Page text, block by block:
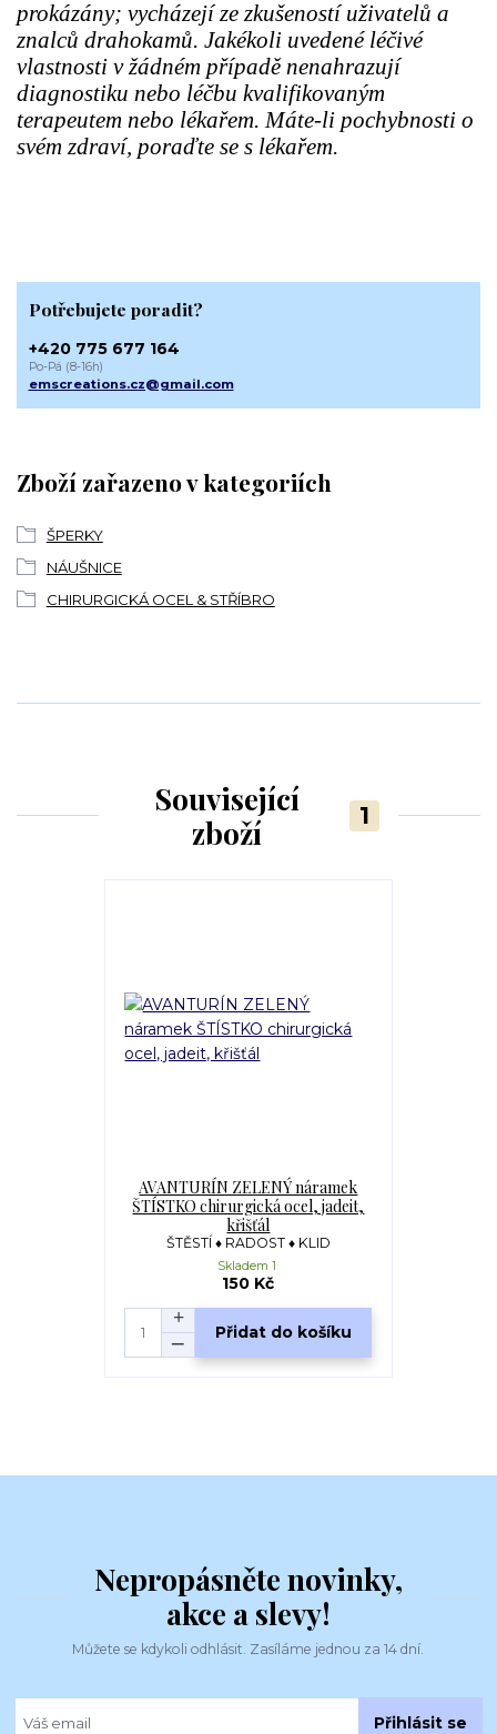
prokázány; vycházejí ze zkušeností uživatelů a
znalců drahokamů. Jakékoli uvedené léčivé
vlastnosti v žádném případě nenahrazují
diagnostiku nebo léčbu kvalifikovaným
terapeutem nebo lékařem. Máte-li pochybnosti o
svém zdraví, poraďte se s lékařem.
Zboží zařazeno v kategoriích
ŠPERKY
NÁUŠNICE
CHIRURGICKÁ OCEL & STŘÍBRO
Potřebujete poradit?
+420 775 677 164
Po-Pá (8-16h)
emscreations.cz@gmail.com
Související
zboží
1
AVANTURÍN ZELENÝ náramek
ŠTÍSTKO chirurgická ocel, jadeit,
křišťál
ŠTĚSTÍ ♦ RADOST ♦ KLID
150 Kč
Skladem 1
Přidat do košíku
Nepropásněte novinky,
akce a slevy!
Můžete se kdykoli odhlásit. Zasíláme jednou za 14 dní.
Přihlásit se